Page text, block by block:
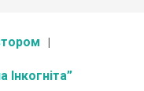
Інкогніта”